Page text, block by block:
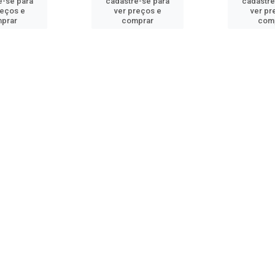
e
ver preços e
comprar
ver